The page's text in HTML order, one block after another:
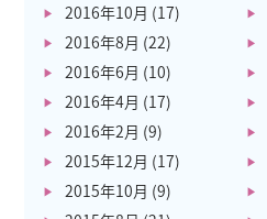
2016年10月 (17)
2016年8月 (22)
2016年6月 (10)
2016年4月 (17)
2016年2月 (9)
2015年12月 (17)
2015年10月 (9)